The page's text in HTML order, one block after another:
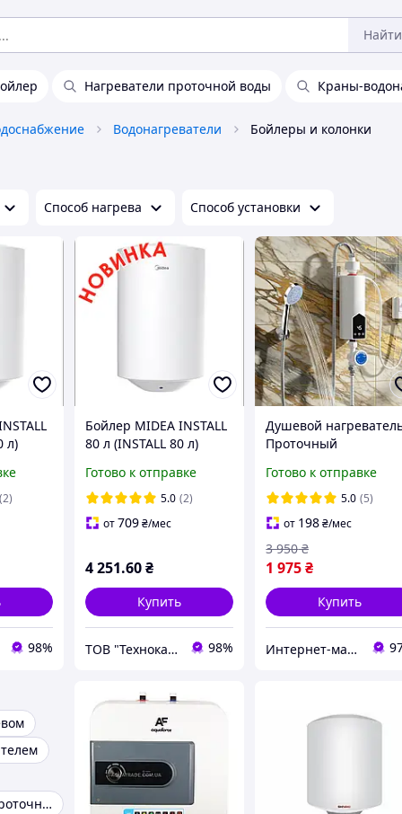
Найти
Нагреватели проточной воды Краны-
Водонагреватели Бойлеры и колонки
Способ нагрева Способ установки
л)
(2)
98%
Бойлер MIDEA INSTALL
80 л (INSTALL 80 л)
Готово к отправке
5.0 (2)
от709₴/мес
4 251.60₴
Купить
ТОВ "Технокарпати" 98%
Душевой
Проточный
ь с душем проточный
водонагреватель 5.5
кВт RYK-006
Готово к отправке
5.0 (5)
от 198₴/мес
1 975₴
3 950 ₴
Купить
Интернет-магазин "EasyBuy"
Нагреватели проточной воды